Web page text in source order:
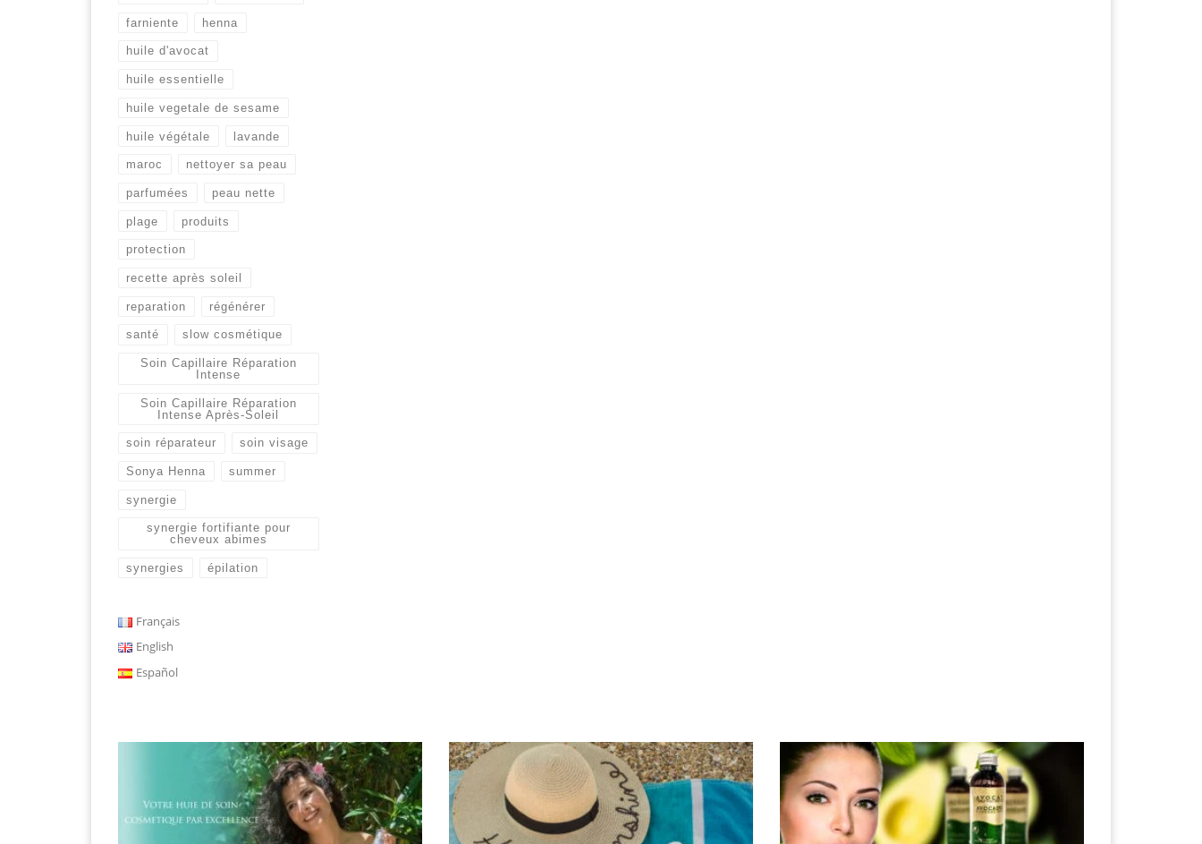
farniente henna
huile d'avocat
huile essentielle
huile vegetale de sesame
huile végétale lavande
maroc nettoyer sa peau
parfumées peau nette
plage produits
protection
recette après soleil
reparation régénérer
santé slow cosmétique
Soin Capillaire Réparation
Intense
Soin Capillaire Réparation
Intense Après-Soleil
soin réparateur soin visage
Sonya Henna summer
synergie
synergie fortifiante pour
cheveux abimes
synergies épilation
Français
English
Español